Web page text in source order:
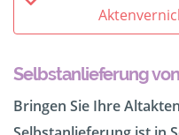
Selbstanlieferung
Bringen Sie Ihre